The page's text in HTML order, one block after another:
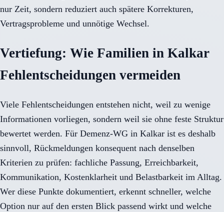
nur Zeit, sondern reduziert auch spätere Korrekturen,
Vertragsprobleme und unnötige Wechsel.
Vertiefung: Wie Familien in Kalkar
Fehlentscheidungen vermeiden
Viele Fehlentscheidungen entstehen nicht, weil zu wenige
Informationen vorliegen, sondern weil sie ohne feste Struktur
bewertet werden. Für Demenz-WG in Kalkar ist es deshalb
sinnvoll, Rückmeldungen konsequent nach denselben
Kriterien zu prüfen: fachliche Passung, Erreichbarkeit,
Kommunikation, Kostenklarheit und Belastbarkeit im Alltag.
Wer diese Punkte dokumentiert, erkennt schneller, welche
Option nur auf den ersten Blick passend wirkt und welche